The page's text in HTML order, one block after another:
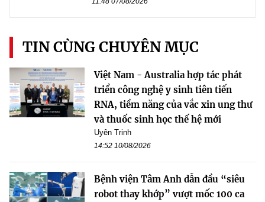
TIN CÙNG CHUYÊN MỤC
Việt Nam - Australia hợp tác phát
triển công nghệ y sinh tiên tiến
RNA, tiềm năng của vắc xin ung thư
và thuốc sinh học thế hệ mới
Uyên Trinh
14:52 10/08/2026
Bệnh viện Tâm Anh dẫn đầu “siêu
robot thay khớp” vượt mốc 100 ca